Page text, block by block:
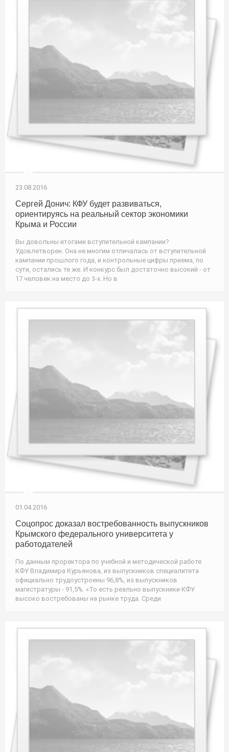
23.08.2016
Сергей Донич: КФУ будет развиваться,
ориентируясь на реальный сектор экономики
Крыма и России
Вы довольны итогами вступительной кампании?
Удовлетворен. Она не многим отличалась от вступительной
кампании прошлого года, и контрольные цифры приема, по
сути, остались те же. И конкурс был достаточно высокий - от
17 человек на место до 3-х. Но в
01.04.2016
Соцопрос доказал востребованность выпускников
Крымского федерального университета у
работодателей
По данным проректора по учебной и методической работе
КФУ Владимира Курьянова, из выпускников специалитета
официально трудоустроены 96,8%, из выпускников
магистратуры - 91,5%. «То есть реально выпускники КФУ
высоко востребованы на рынке труда. Среди